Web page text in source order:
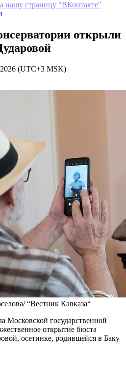
нашу страницу "ВКонтакте"
открыли
(UTC+3 MSK)
“Вестник Кавказа“
Московской государственной
открытие бюста
осетинке, родившейся в Баку